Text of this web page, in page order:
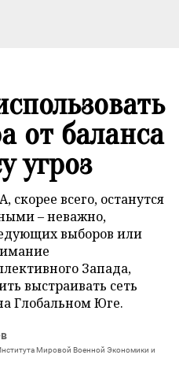
от баланса
угроз
всего, останутся
– неважно,
выборов или
Запада,
выстраивать сеть
Глобальном Юге.
Мировой Военной Экономики и